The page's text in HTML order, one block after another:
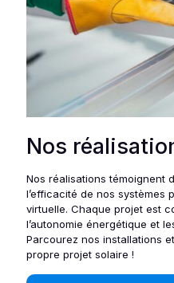
Nos
Nos réalisations témoignent
l’efficacité de nos systèmes
virtuelle. Chaque projet est
l’autonomie énergétique et
Parcourez nos installations
propre projet solaire !